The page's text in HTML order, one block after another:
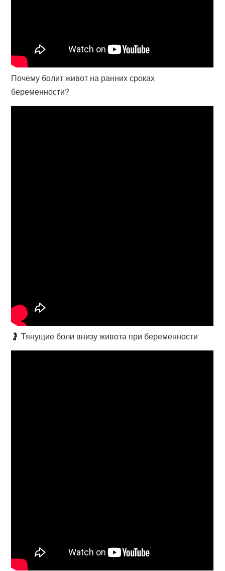
Почему болит живот на ранних сроках
беременности?
🤰 Тянущие боли внизу живота при беременности